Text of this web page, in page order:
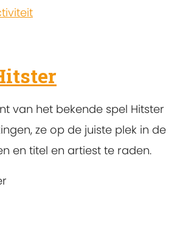
van het bekende spel Hitster
ze op de juiste plek in de
en titel en artiest te raden.